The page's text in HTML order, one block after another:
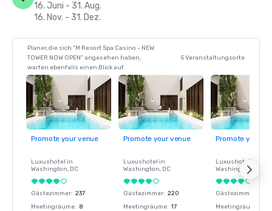
16. Juni - 31. Aug.
16. Nov. - 31. Dez.
Planer, die sich "M Resort Spa Casino - NEW
TOWER NOW OPEN" angesehen haben,
warfen ebenfalls einen Blick auf
5 Veranstaltungsorte
Promote your venue
Luxushotel in
Washington, DC
Gästezimmer: 237
Meetingräume: 8
Promote your venue
Luxushotel in
Washington, DC
Gästezimmer: 220
Meetingräume: 17
Promote your
Luxushotel in
Washington
Gästezimmer
Meetingräume